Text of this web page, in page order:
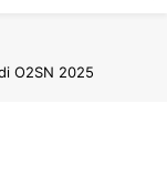
O2SN 2025